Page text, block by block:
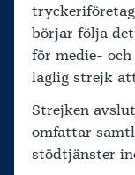
börjar följa
för medie-
laglig strejk
Strejken
omfattar
stödtjänster